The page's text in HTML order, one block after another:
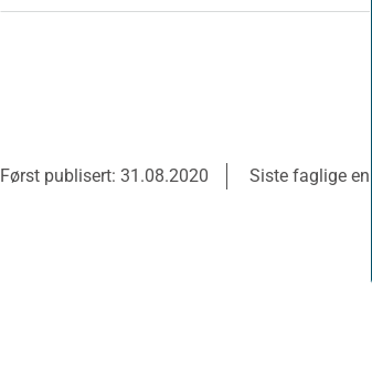
Først publisert: 31.08.2020 Siste faglige